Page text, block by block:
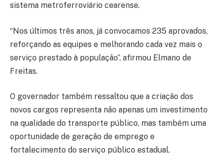
sistema metroferroviário cearense.
“Nos últimos três anos, já convocamos 235 aprovados,
reforçando as equipes e melhorando cada vez mais o
serviço prestado à população”, afirmou Elmano de
Freitas.
O governador também ressaltou que a criação dos
novos cargos representa não apenas um investimento
na qualidade do transporte público, mas também uma
oportunidade de geração de emprego e
fortalecimento do serviço público estadual.